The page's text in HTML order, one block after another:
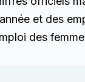
et des
des